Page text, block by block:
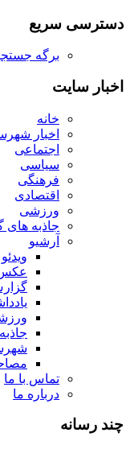
دسترسی سریع
برگه
اخبار سایت
خانه
اخبار
اجتماعی
سیاسی
فرهنگی
اقتصادی
ورزشی
جاذبه
آرشیو
ویدئو
تماس با ما
درباره ما
چند رسانه